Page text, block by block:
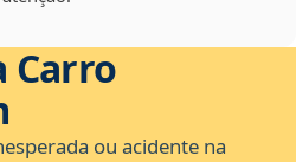
Carro
ou acidente na